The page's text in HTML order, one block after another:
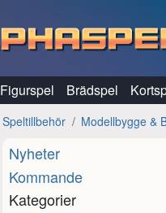
Figurspel Brädspel
Speltillbehör Modellbygge &
Nyheter
Kommande
Kategorier